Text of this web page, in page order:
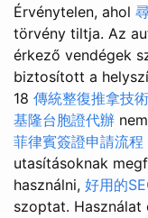
Érvénytelen, ahol
törvény tiltja. Az
érkező vendégek
biztosított a
18 傳統整復推拿技
基隆台胞證代辦
菲律賓簽證申請流程
utasításoknak
használni, 好用的
szoptat.